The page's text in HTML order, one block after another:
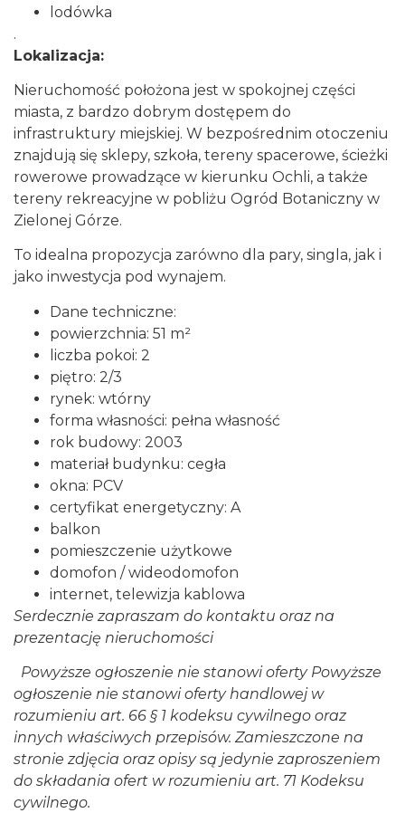
lodówka
.
Lokalizacja:
Nieruchomość położona jest w spokojnej części
miasta, z bardzo dobrym dostępem do
infrastruktury miejskiej. W bezpośrednim otoczeniu
znajdują się sklepy, szkoła, tereny spacerowe, ścieżki
rowerowe prowadzące w kierunku Ochli, a także
tereny rekreacyjne w pobliżu Ogród Botaniczny w
Zielonej Górze.
To idealna propozycja zarówno dla pary, singla, jak i
jako inwestycja pod wynajem.
Dane techniczne:
powierzchnia: 51 m²
liczba pokoi: 2
piętro: 2/3
rynek: wtórny
forma własności: pełna własność
rok budowy: 2003
materiał budynku: cegła
okna: PCV
certyfikat energetyczny: A
balkon
pomieszczenie użytkowe
domofon / wideodomofon
internet, telewizja kablowa
Serdecznie zapraszam do kontaktu oraz na
prezentację nieruchomości
Powyższe ogłoszenie nie stanowi oferty Powyższe
ogłoszenie nie stanowi oferty handlowej w
rozumieniu art. 66 § 1 kodeksu cywilnego oraz
innych właściwych przepisów. Zamieszczone na
stronie zdjęcia oraz opisy są jedynie zaproszeniem
do składania ofert w rozumieniu art. 71 Kodeksu
cywilnego.